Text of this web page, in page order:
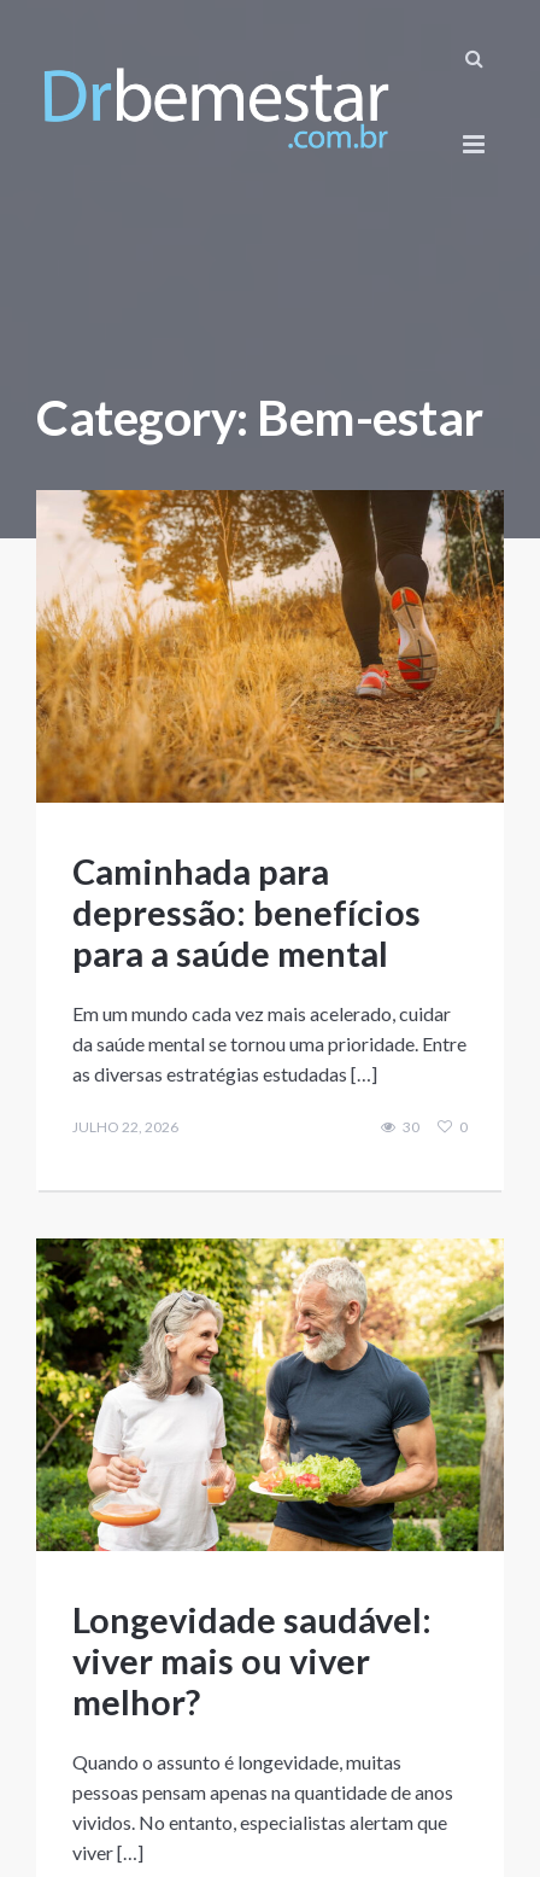
Category: Bem-estar
Caminhada para
depressão: benefícios
para a saúde mental
Em um mundo cada vez mais acelerado, cuidar
da saúde mental se tornou uma prioridade. Entre
as diversas estratégias estudadas […]
JULHO 22, 2026 30 0
Longevidade saudável:
viver mais ou viver
melhor?
Quando o assunto é longevidade, muitas
pessoas pensam apenas na quantidade de anos
vividos. No entanto, especialistas alertam que
viver […]